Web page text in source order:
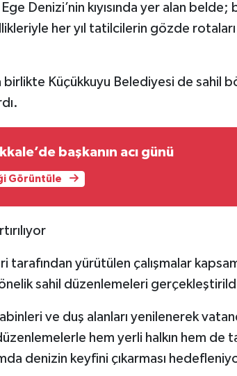
Denizi’nin kıyısında yer alan
her yıl tatilcilerin gözde rotaları
birlikte Küçükkuyu Belediyesi de sahil
başkanın acı günü
Görüntüle
tarafından yürütülen çalışmalar
sahil düzenlemeleri
ve duş alanları yenilenerek
hem yerli halkın hem de
denizin keyfini çıkarması